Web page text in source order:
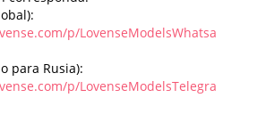
p/LovenseModelsWhatsa
para Rusia):
p/LovenseModelsTelegra